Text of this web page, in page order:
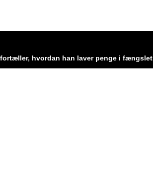
hvordan han laver penge i fængslet